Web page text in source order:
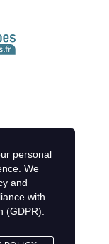
personal
We
and
with
(GDPR)